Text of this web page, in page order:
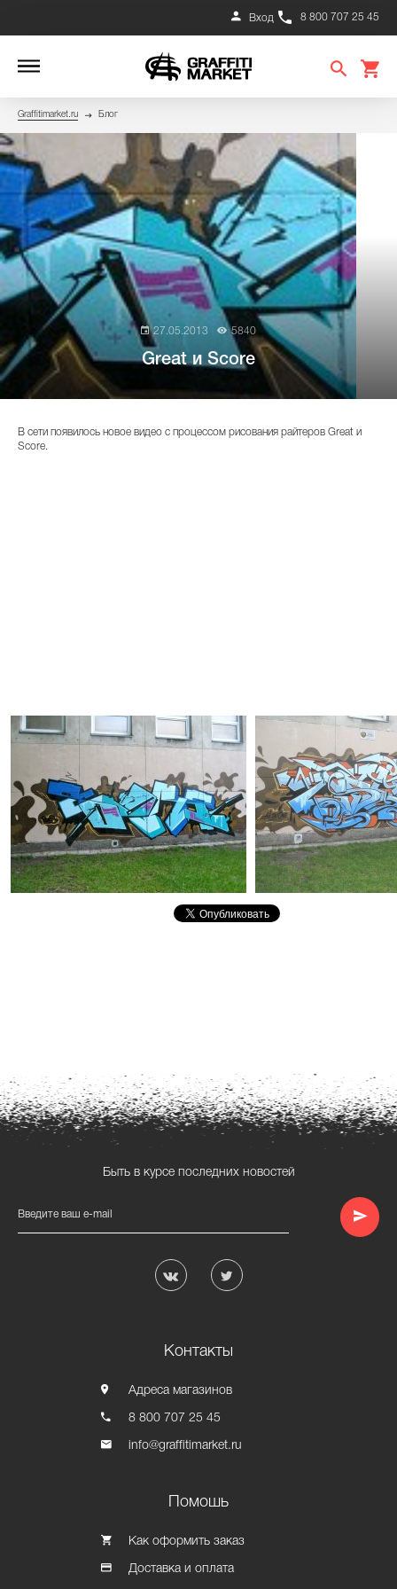
8 800 707 25 45
Вход
Graffitimarket.ru Блог
27.05.2013 5840
Great и Score
В сети появилось новое видео с процессом рисования райтеров Great и
Score.
Быть в курсе последних новостей
Введите ваш e-mail
Контакты
Адреса магазинов
8 800 707 25 45
info@graffitimarket.ru
Помошь
Как оформить заказ
Доставка и оплата